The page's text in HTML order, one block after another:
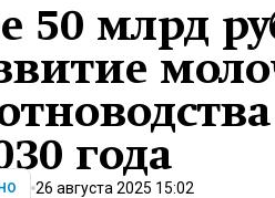
50 млрд
года
26 августа 2025 15:02